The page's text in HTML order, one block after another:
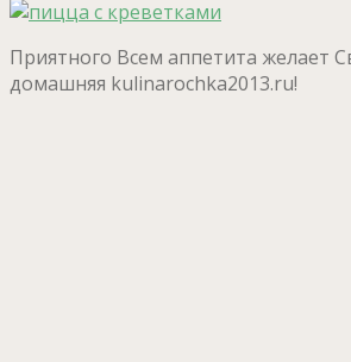
Приятного Всем аппетита желает
домашняя kulinarochka2013.ru!